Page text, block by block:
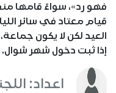
فهو رد»، سواءً قامها
قيام معتاد في سائر
العيد لكن لا يكون
إذا ثبت دخول شهر شوال.
اعداد: